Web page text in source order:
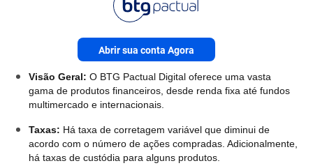
Abrir sua conta Agora
Visão Geral: O BTG Pactual Digital oferece uma vasta
gama de produtos financeiros, desde renda fixa até fundos
multimercado e internacionais.
Taxas: Há taxa de corretagem variável que diminui de
acordo com o número de ações compradas. Adicionalmente,
há taxas de custódia para alguns produtos.